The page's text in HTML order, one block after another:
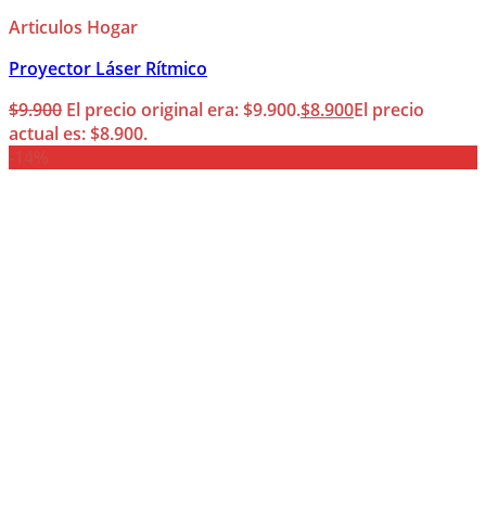
Articulos Hogar
Proyector Láser Rítmico
$9.900 El precio original era: $9.900.$8.900El precio
actual es: $8.900.